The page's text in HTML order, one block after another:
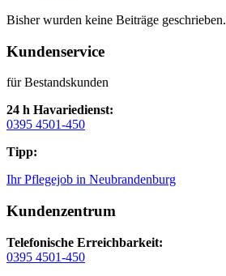
Bisher wurden keine Beiträge geschrieben.
Kundenservice
für Bestandskunden
24 h Havariedienst:
0395 4501-450
Tipp:
Ihr Pflegejob in Neubrandenburg
Kundenzentrum
Telefonische Erreichbarkeit:
0395 4501-450